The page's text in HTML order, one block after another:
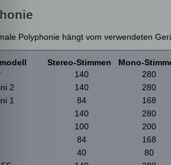
Polyphonie hängt vom verwendeten
Stereo-Stimmen
Mono-
140
280
2
140
280
1
84
168
140
280
100
200
84
168
40
80